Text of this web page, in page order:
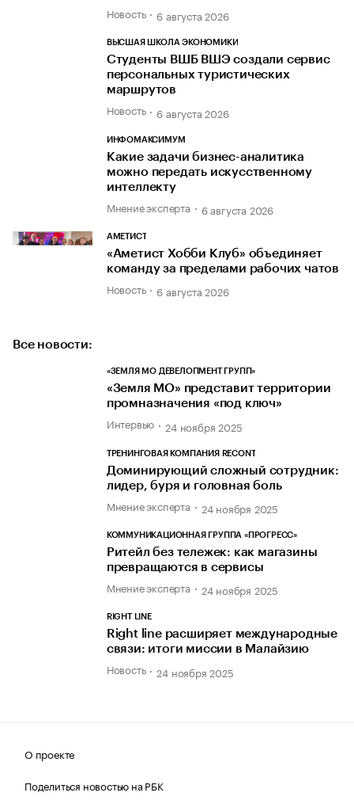
Новость 6 августа 2026
ВЫСШАЯ ШКОЛА ЭКОНОМИКИ
Студенты ВШБ ВШЭ создали сервис
персональных туристических
маршрутов
Новость 6 августа 2026
ИНФОМАКСИМУМ
Какие задачи бизнес-аналитика
можно передать искусственному
интеллекту
Мнение эксперта 6 августа 2026
АМЕТИСТ
«Аметист Хобби Клуб» объединяет
команду за пределами рабочих чатов
Новость 6 августа 2026
Все новости:
«ЗЕМЛЯ МО ДЕВЕЛОПМЕНТ ГРУПП»
«Земля МО» представит территории
промназначения «под ключ»
Интервью 24 ноября 2025
ТРЕНИНГОВАЯ КОМПАНИЯ RECONT
Доминирующий сложный сотрудник:
лидер, буря и головная боль
Мнение эксперта 24 ноября 2025
КОММУНИКАЦИОННАЯ ГРУППА «ПРОГРЕСС»
Ритейл без тележек: как магазины
превращаются в сервисы
Мнение эксперта 24 ноября 2025
RIGHT LINE
Right line расширяет международные
связи: итоги миссии в Малайзию
Новость 24 ноября 2025
О проекте
Поделиться новостью на РБК